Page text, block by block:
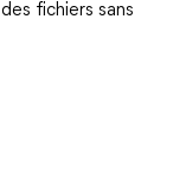
fichiers sans